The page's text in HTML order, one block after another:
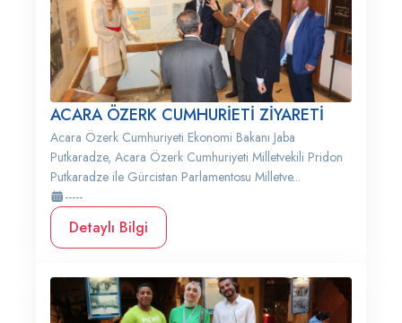
ACARA ÖZERK CUMHURİETİ ZİYARETİ
Acara Özerk Cumhuriyeti Ekonomi Bakanı Jaba
Putkaradze, Acara Özerk Cumhuriyeti Milletvekili Pridon
Putkaradze ile Gürcistan Parlamentosu Milletve...
-----
Detaylı Bilgi